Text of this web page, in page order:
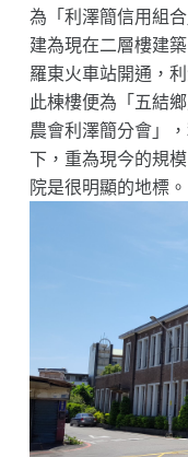
為「利澤簡信用組
建為現在二層樓建
羅東火車站開通，
此棟樓便為「五結
農會利澤簡分會」
下，重為現今的規
院是很明顯的地標。